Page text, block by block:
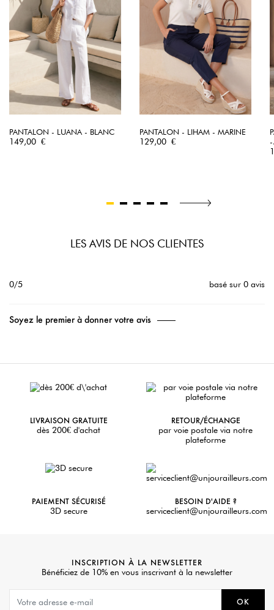
PANTALON - LUANA - BLANC
Prix
149,00 €
PANTALON - LIHAM - MARINE
Prix
129,00 €
LES AVIS DE NOS CLIENTES
0/5 basé sur 0 avis
Soyez le premier à donner votre avis
LIVRAISON GRATUITE
dès 200€ d'achat
RETOUR/ÉCHANGE
par voie postale via notre
plateforme
PAIEMENT SÉCURISÉ
3D secure
BESOIN D'AIDE ?
serviceclient@unjourailleurs.com
INSCRIPTION À LA NEWSLETTER
Bénéficiez de 10% en vous inscrivant à la newsletter
OK